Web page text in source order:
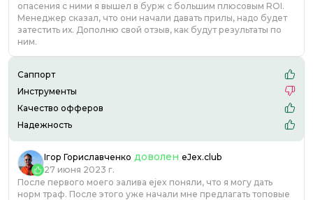
опасения с ними я вышел в бурж с большим плюсовым ROI.
Менеджер сказал, что они начали давать прилы, надо будет
затестить их. Дополню свой отзыв, как будут результаты по
ним.
Саппорт
Инструменты
Качество офферов
Надежность
Ігор Гориславченко доволен eJex.club
27 июня 2023 г.
После первого моего залива ejex поняли, что я могу дать
норм траф. После этого уже начали мне предлагать топовые